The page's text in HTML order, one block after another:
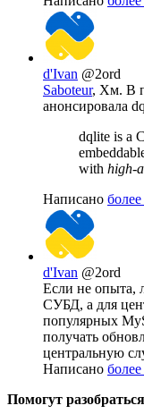
d'Ivan @2ord
Saboteur, Хм. В
анонсировала
dqlite is a
with high-
Написано более
d'Ivan @2ord
Если не опыта,
СУБД, а для
популярных
получать
центральную
Написано более
Помогут